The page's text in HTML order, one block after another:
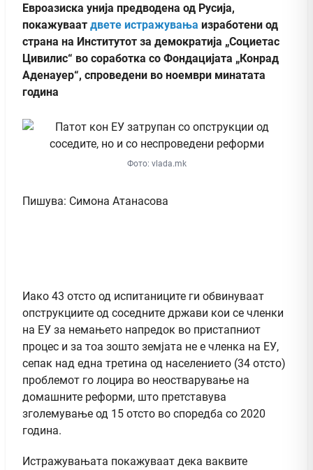
Евроазиска унија предводена од Русија,
покажуваат двете истражувања изработени од
страна на Институтот за демократија „Социетас
Цивилис“ во соработка со Фондацијата „Конрад
Аденауер“, спроведени во ноември минатата
година
Фото: vlada.mk
Пишува: Симона Атанасова
Иако 43 отсто од испитаниците ги обвинуваат
опструкциите од соседните држави кои се членки
на ЕУ за немањето напредок во пристапниот
процес и за тоа зошто земјата не е членка на ЕУ,
сепак над една третина од населението (34 отсто)
проблемот го лоцира во неостварување на
домашните реформи, што претставува
зголемување од 15 отсто во споредба со 2020
година.
Истражувањата покажуваат дека ваквите